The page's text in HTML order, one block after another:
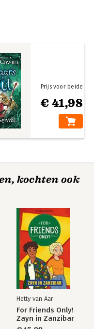
€ 41,98
Prijs voor beide
kochten ook
Hetty van Aar
For Friends Only!
Zayn in Zanzibar